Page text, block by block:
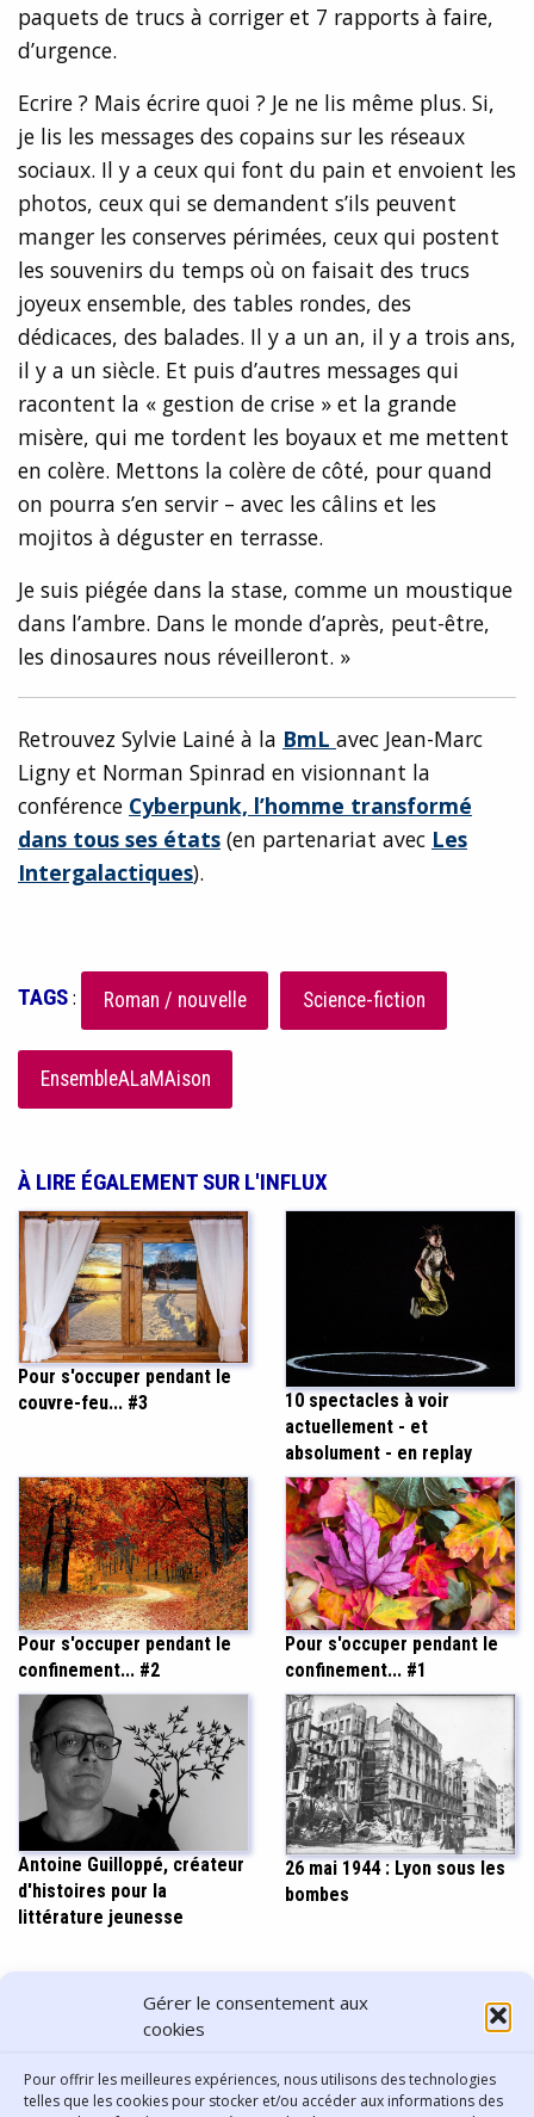
Gérer le consentement aux
cookies
Pour offrir les meilleures expériences, nous utilisons des technologies
telles que les cookies pour stocker et/ou accéder aux informations des
paquets de trucs à corriger et 7 rapports à faire,
d’urgence.
Ecrire ? Mais écrire quoi ? Je ne lis même plus. Si,
je lis les messages des copains sur les réseaux
sociaux. Il y a ceux qui font du pain et envoient les
photos, ceux qui se demandent s’ils peuvent
manger les conserves périmées, ceux qui postent
les souvenirs du temps où on faisait des trucs
joyeux ensemble, des tables rondes, des
dédicaces, des balades. Il y a un an, il y a trois ans,
il y a un siècle. Et puis d’autres messages qui
racontent la « gestion de crise » et la grande
misère, qui me tordent les boyaux et me mettent
en colère. Mettons la colère de côté, pour quand
on pourra s’en servir – avec les câlins et les
mojitos à déguster en terrasse.
Je suis piégée dans la stase, comme un moustique
dans l’ambre. Dans le monde d’après, peut-être,
les dinosaures nous réveilleront. »
Retrouvez Sylvie Lainé à la BmL avec Jean-Marc
Ligny et Norman Spinrad en visionnant la
conférence Cyberpunk, l’homme transformé
dans tous ses états (en partenariat avec Les
Intergalactiques).
TAGS: Roman / nouvelle Science-fiction
EnsembleALaMAison
À LIRE ÉGALEMENT SUR L'INFLUX
Pour s'occuper pendant le
couvre-feu... #3
10 spectacles à voir
actuellement - et
absolument - en replay
Pour s'occuper pendant le
confinement... #2
Pour s'occuper pendant le
confinement... #1
Antoine Guilloppé, créateur
d'histoires pour la
littérature jeunesse
26 mai 1944 : Lyon sous les
bombes
PARTAGER CET ARTICLE